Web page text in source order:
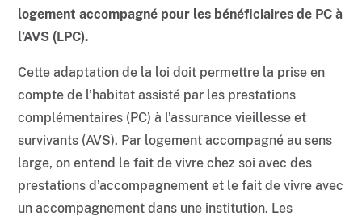
logement accompagné pour les bénéficiaires de PC à
l’AVS (LPC).
Cette adaptation de la loi doit permettre la prise en
compte de l’habitat assisté par les prestations
complémentaires (PC) à l’assurance vieillesse et
survivants (AVS). Par logement accompagné au sens
large, on entend le fait de vivre chez soi avec des
prestations d’accompagnement et le fait de vivre avec
un accompagnement dans une institution. Les